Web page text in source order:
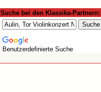
Suche bei den Klassika-Partnern:
Benutzerdefinierte Suche